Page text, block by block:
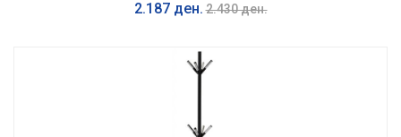
2.187 ден. 2.430 ден.